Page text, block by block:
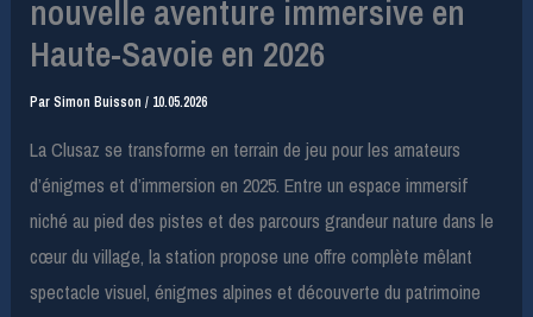
nouvelle aventure immersive en
Haute-Savoie en 2026
ParSimon Buisson/ 10.05.2026
La Clusaz se transforme en terrain de jeu pour les amateurs
d’énigmes et d’immersion en 2025. Entre un espace immersif
niché au pied des pistes et des parcours grandeur nature dans le
cœur du village, la station propose une offre complète mêlant
spectacle visuel, énigmes alpines et découverte du patrimoine